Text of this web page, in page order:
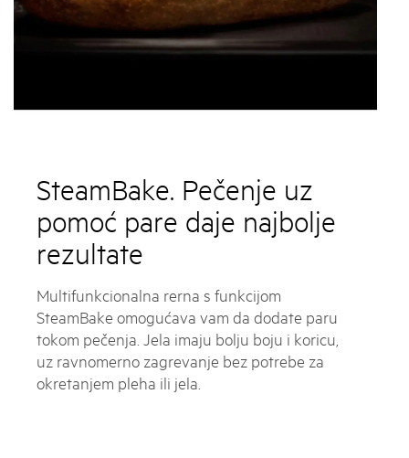
SteamBake. Pečenje uz
pomoć pare daje najbolje
rezultate
Multifunkcionalna rerna s funkcijom
SteamBake omogućava vam da dodate paru
tokom pečenja. Jela imaju bolju boju i koricu,
uz ravnomerno zagrevanje bez potrebe za
okretanjem pleha ili jela.